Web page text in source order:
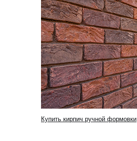
Купить кирпич ручной формовки